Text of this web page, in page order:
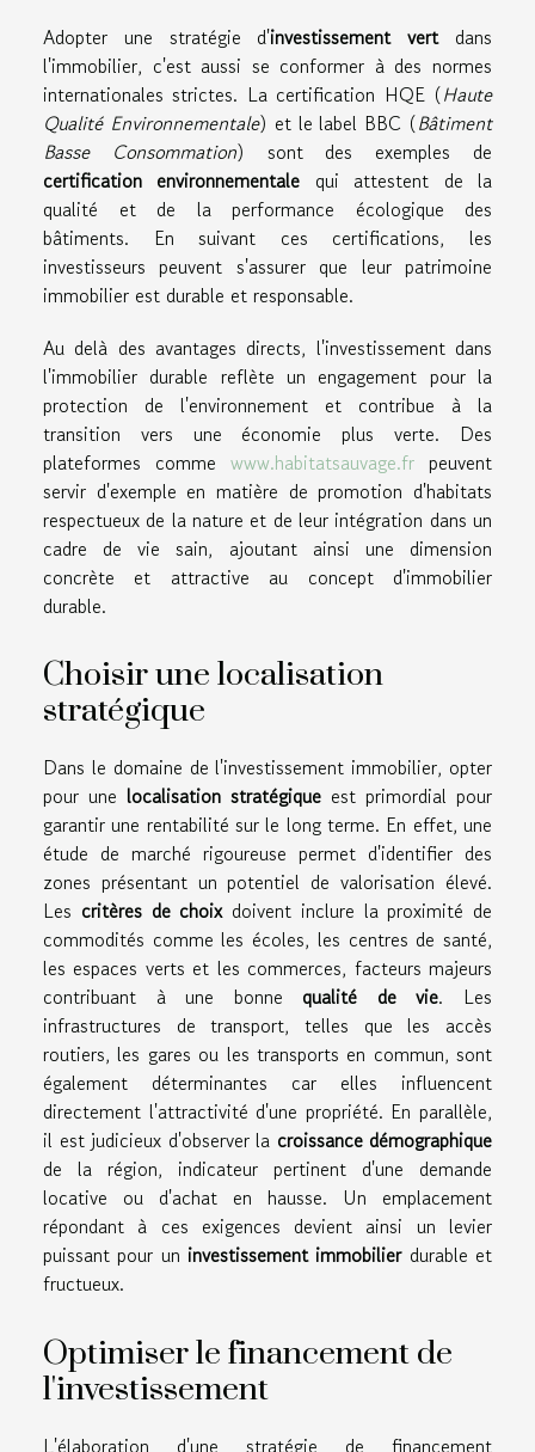
Adopter une stratégie d'investissement vertdans
l'immobilier, c'est aussi se conformer à des normes
internationales strictes. La certification HQE (Haute
Qualité Environnementale) et le label BBC (Bâtiment
Basse Consommation) sont des exemples de
certification environnementale qui attestent de la
qualité et de la performance écologique des
bâtiments. En suivant ces certifications, les
investisseurs peuvent s'assurer que leur patrimoine
immobilier est durable et responsable.
Au delà des avantages directs, l'investissement dans
l'immobilier durable reflète un engagement pour la
protection de l'environnement et contribue à la
transition vers une économie plus verte. Des
plateformes comme www.habitatsauvage.fr peuvent
servir d'exemple en matière de promotion d'habitats
respectueux de la nature et de leur intégration dans un
cadre de vie sain, ajoutant ainsi une dimension
concrète et attractive au concept d'immobilier
durable.
Choisir une localisation
stratégique
Dans le domaine de l'investissement immobilier, opter
pour une localisation stratégique est primordial pour
garantir une rentabilité sur le long terme. En effet, une
étude de marché rigoureuse permet d'identifier des
zones présentant un potentiel de valorisation élevé.
Les critères de choixdoivent inclure la proximité de
commodités comme les écoles, les centres de santé,
les espaces verts et les commerces, facteurs majeurs
contribuant à une bonne qualité de vie. Les
infrastructures de transport, telles que les accès
routiers, les gares ou les transports en commun, sont
également déterminantes car elles influencent
directement l'attractivité d'une propriété. En parallèle,
il est judicieux d'observer la croissance démographique
de la région, indicateur pertinent d'une demande
locative ou d'achat en hausse. Un emplacement
répondant à ces exigences devient ainsi un levier
puissant pour un investissement immobilierdurable et
fructueux.
Optimiser le financement de
l'investissement
L'élaboration d'une stratégie de financement